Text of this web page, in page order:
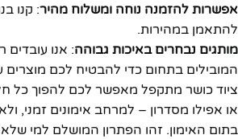
אפשרות להזמנה נוחה ומשלוח מהיר: קנו
להתאמן במהירות.
מותגים נבחרים באיכות גבוהה: אנו
המובילים בתחום כדי להבטיח לכם מוצרים
ציוד כושר מתקפל מאפשר לכם להפוך כל
או אפילו מסדרון – למרחב אימונים זמני,
בתום האימון. זהו הפתרון המושלם למי